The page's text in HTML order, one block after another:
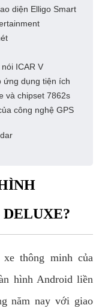
diện Elligo Smart
ICAR V
ứng dụng tiện ích
và chipset 7862s
công nghệ GPS
thông minh của
hình Android liền
năm nay với giao